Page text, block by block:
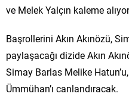
ve Melek Yalçın kaleme
Başrollerini Akın Akınözü,
paylaşacağı dizide Akın
Simay Barlas Melike
Ümmühan’ı canlandıracak.